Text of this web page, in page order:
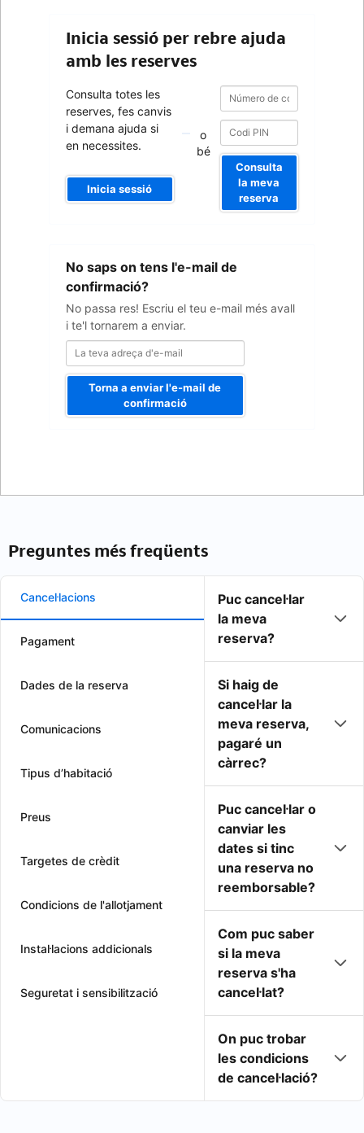
Inicia sessió per rebre ajuda
amb les reserves
Consulta totes les
reserves, fes canvis
i demana ajuda si
en necessites.
Inicia sessió
o
bé
Número
de
confirmació
Número
confirmació
Consulta
la meva
reserva
No saps on tens l'e-mail de
confirmació?
No passa res! Escriu el teu e-mail més avall
i te'l tornarem a enviar.
adreça
Torna a enviar l'e-mail de
confirmació
Preguntes més freqüents
Cancel·lacions
Pagament
Dades de la reserva
Comunicacions
Tipus d’habitació
Preus
Targetes de crèdit
Condicions de l'allotjament
Instal·lacions addicionals
Seguretat i sensibilització
Puc cancel·lar
la meva
reserva?
Si haig de
cancel·lar la
meva reserva,
pagaré un
càrrec?
Puc cancel·lar o
canviar les
dates si tinc
una reserva no
reemborsable?
Com puc saber
si la meva
reserva s'ha
cancel·lat?
On puc trobar
les condicions
de cancel·lació?